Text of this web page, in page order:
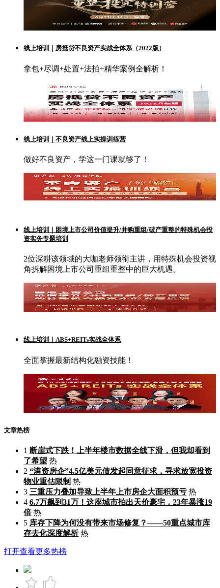
线上培训｜房抵贷不良资产实战全体系（2022版）
拿包+尽调+处置+法拍+精华案例全解析！
线上培训｜不良资产线上实操训练营
做好不良资产，学这一门课就够了！
线上培训｜困境上市公司价值提升/并购重组/破产重整的特殊机会投
资实务专题培训
2位深耕该领域的大咖老师领衔主讲，用特殊机会投资视
角拆解困境上市公司重组重整中的巨大机遇。
线上培训｜ABS+REITs实战全体系
全面掌握最新结构化融资技能！
文章热榜
1 断崖式下跌！上半年楼市数据全线下滑，但我却看到
了希望 热
2 “港资房企”4.5亿美元债发起同意征求，寻求放宽投资
物业重估限制 热
3 三重压力叠加导致上半年上市房企大面积预亏 热
4 6.7万飙到31万！这座城市拍出天价豪宅，23年暴涨19
倍 热
5 库存下降为何没有带来市场修复？——50重点城市库
存去化深度解析 热
打开查看更多热榜